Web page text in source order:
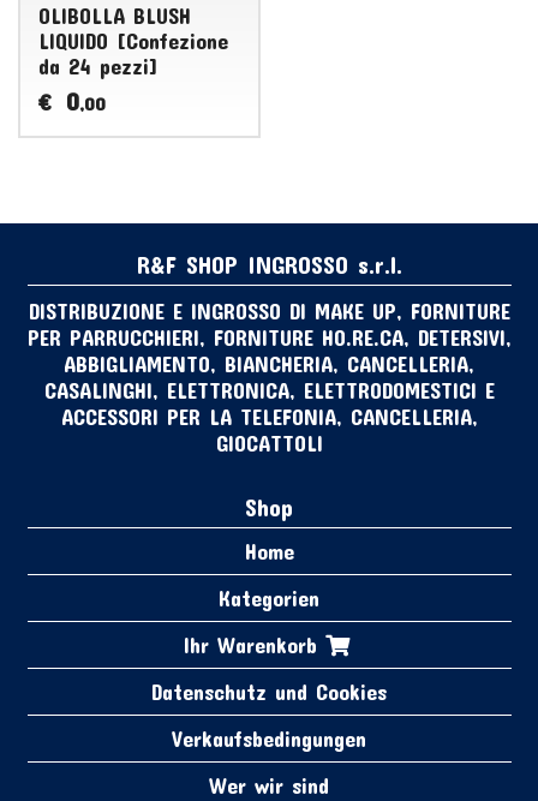
OLIBOLLA BLUSH
LIQUIDO [Confezione
da 24 pezzi]
€ 0,00
R&F SHOP INGROSSO s.r.l.
DISTRIBUZIONE E INGROSSO DI MAKE UP, FORNITURE
PER PARRUCCHIERI, FORNITURE HO.RE.CA, DETERSIVI,
ABBIGLIAMENTO, BIANCHERIA, CANCELLERIA,
CASALINGHI, ELETTRONICA, ELETTRODOMESTICI E
ACCESSORI PER LA TELEFONIA, CANCELLERIA,
GIOCATTOLI
Shop
Home
Kategorien
Ihr Warenkorb
Datenschutz und Cookies
Verkaufsbedingungen
Wer wir sind